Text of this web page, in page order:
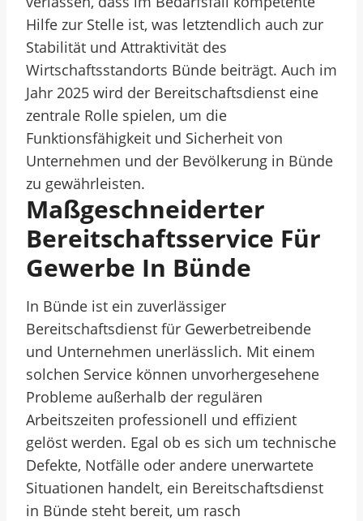
Hilfe zur Stelle ist, was letztendlich auch zur
Stabilität und Attraktivität des
Wirtschaftsstandorts Bünde beiträgt. Auch im
Jahr 2025 wird der Bereitschaftsdienst eine
zentrale Rolle spielen, um die
Funktionsfähigkeit und Sicherheit von
Unternehmen und der Bevölkerung in Bünde
zu gewährleisten.
Maßgeschneiderter
Bereitschaftsservice Für
Gewerbe In Bünde
In Bünde ist ein zuverlässiger
Bereitschaftsdienst für Gewerbetreibende
und Unternehmen unerlässlich. Mit einem
solchen Service können unvorhergesehene
Probleme außerhalb der regulären
Arbeitszeiten professionell und effizient
gelöst werden. Egal ob es sich um technische
Defekte, Notfälle oder andere unerwartete
Situationen handelt, ein Bereitschaftsdienst
in Bünde steht bereit, um rasch